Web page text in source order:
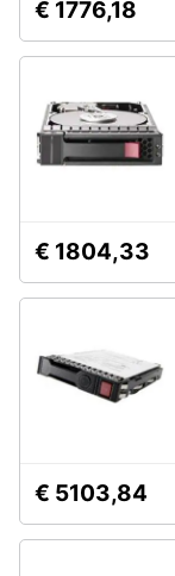
€ 1776,18
€ 1804,33
€ 5103,84